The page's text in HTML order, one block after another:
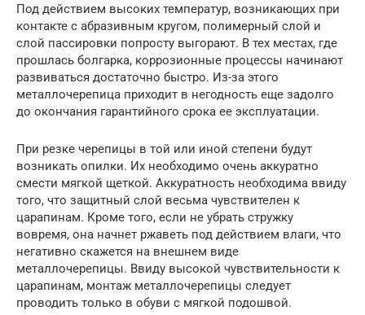
Под действием высоких температур, возникающих при
контакте с абразивным кругом, полимерный слой и
слой пассировки попросту выгорают. В тех местах, где
прошлась болгарка, коррозионные процессы начинают
развиваться достаточно быстро. Из-за этого
металлочерепица приходит в негодность еще задолго
до окончания гарантийного срока ее эксплуатации.
При резке черепицы в той или иной степени будут
возникать опилки. Их необходимо очень аккуратно
смести мягкой щеткой. Аккуратность необходима ввиду
того, что защитный слой весьма чувствителен к
царапинам. Кроме того, если не убрать стружку
вовремя, она начнет ржаветь под действием влаги, что
негативно скажется на внешнем виде
металлочерепицы. Ввиду высокой чувствительности к
царапинам, монтаж металлочерепицы следует
проводить только в обуви с мягкой подошвой.